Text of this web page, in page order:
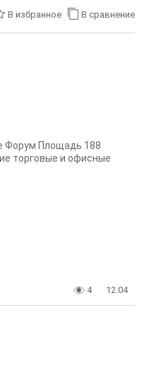
В избранное В сравнение
Форум Площадь 188
торговые и офисные
4 12.04